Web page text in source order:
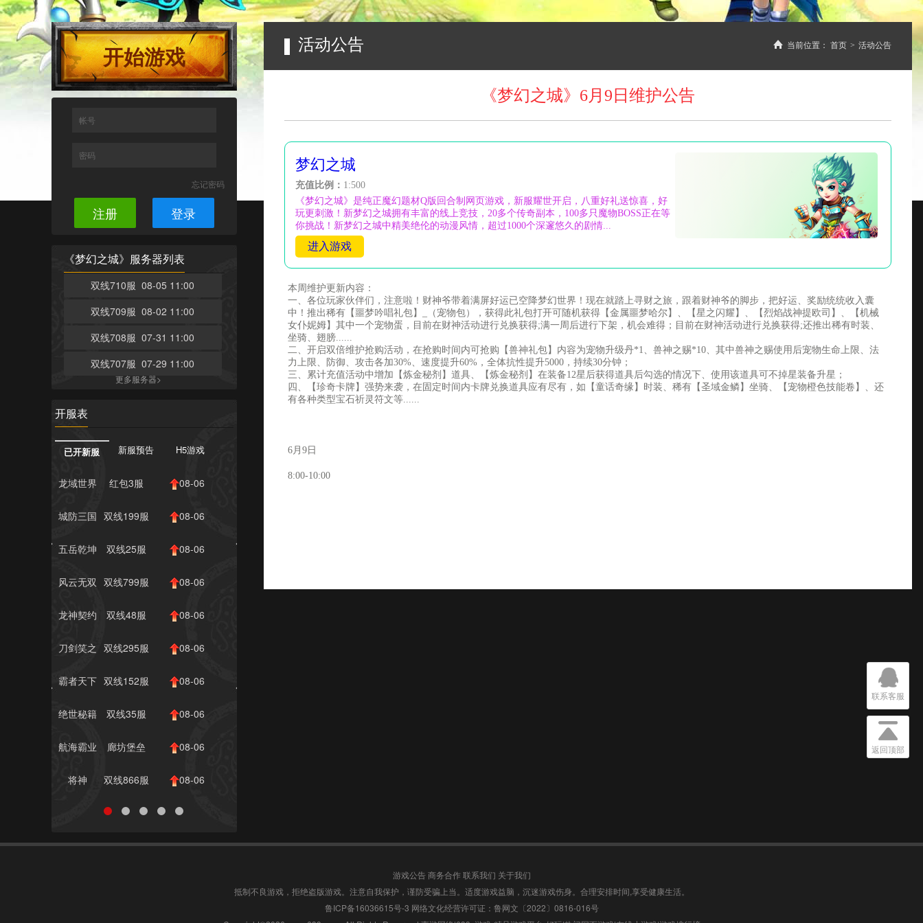
开始游戏
帐号
密码
忘记密码
注册 登录
《梦幻之城》服务器列表
双线710服 08-05 11:00
双线709服 08-02 11:00
双线708服 07-31 11:00
双线707服 07-29 11:00
更多服务器>
开服表
已开新服 新服预告 H5游戏
龙域世界 红包3服
08-06
城防三国 双线199服
08-06
五岳乾坤 双线25服
08-06
风云无双 双线799服
08-06
龙神契约 双线48服
08-06
刀剑笑之 双线295服
08-06
霸者天下 双线152服
08-06
绝世秘籍 双线35服
08-06
航海霸业
廊坊堡垒
08-06
将神 双线866服
08-06
09:00
活动公告 当前位置： 首页 > 活动公告
《梦幻之城》6月9日维护公告
梦幻之城
充值比例： 1:500
《梦幻之城》是纯正魔幻题材Q版回合制网页游戏，新服耀世开启，八重好礼送惊喜，好
玩更刺激！新梦幻之城拥有丰富的线上竞技，20多个传奇副本，100多只魔物BOSS正在等
你挑战！新梦幻之城中精美绝伦的动漫风情，超过1000个深邃悠久的剧情...
进入游戏
本周维护更新内容：
一、各位玩家伙伴们，注意啦！财神爷带着满屏好运已空降梦幻世界！现在就踏上寻财之旅，跟着财神爷的脚步，把好运、奖励统统收入囊
中！推出稀有【噩梦吟唱礼包】_（宠物包），获得此礼包打开可随机获得【金属噩梦哈尔】、【星之闪耀】、【烈焰战神提欧司】、【机械
女仆妮姆】其中一个宠物蛋，目前在财神活动进行兑换获得;满一周后进行下架，机会难得；目前在财神活动进行兑换获得;还推出稀有时装、
坐骑、翅膀......
二、开启双倍维护抢购活动，在抢购时间内可抢购【兽神礼包】内容为宠物升级丹*1、兽神之赐*10、其中兽神之赐使用后宠物生命上限、法
力上限、防御、攻击各加30%、速度提升60%，全体抗性提升5000，持续30分钟；
三、累计充值活动中增加【炼金秘剂】道具、【炼金秘剂】在装备12星后获得道具后勾选的情况下、使用该道具可不掉星装备升星；
四、【珍奇卡牌】强势来袭，在固定时间内卡牌兑换道具应有尽有，如【童话奇缘】时装、稀有【圣域金鳞】坐骑、【宠物橙色技能卷】、还
有各种类型宝石祈灵符文等......
6月9日
8:00-10:00
游戏公告 商务合作 联系我们 关于我们
抵制不良游戏，拒绝盗版游戏。注意自我保护，谨防受骗上当。适度游戏益脑，沉迷游戏伤身。合理安排时间,享受健康生活。
鲁ICP备16036615号-3 网络文化经营许可证：鲁网文〔2022〕0816-016号
联系客服
返回顶部